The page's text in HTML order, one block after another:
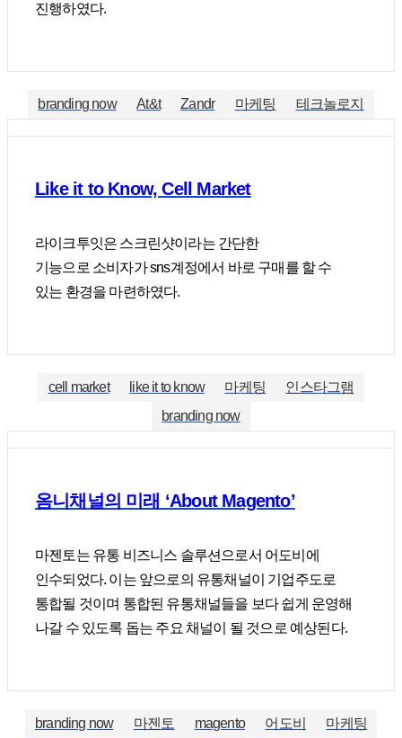
진행하였다.
branding now At&t Zandr 마케팅 테크놀로지
Like it to Know, Cell Market
라이크투잇은 스크린샷이라는 간단한
기능으로 소비자가 sns계정에서 바로 구매를 할 수
있는 환경을 마련하였다.
cell market like it to know 마케팅
인스타그램
branding now
옴니채널의 미래 ‘About Magento’
마젠토는 유통 비즈니스 솔루션으로서 어도비에
인수되었다. 이는 앞으로의 유통채널이 기업주도로
통합될 것이며 통합된 유통채널들을 보다 쉽게 운영해
나갈 수 있도록 돕는 주요 채널이 될 것으로 예상된다.
branding now 마젠토 magento 어도비
마케팅